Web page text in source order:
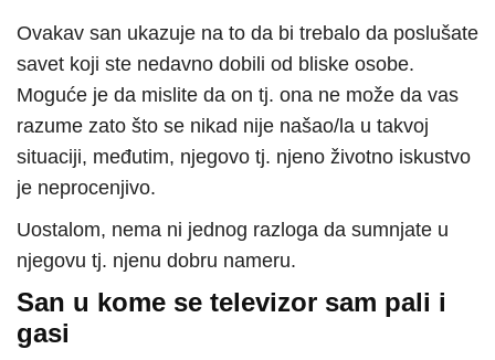
Ovakav san ukazuje na to da bi trebalo da poslušate
savet koji ste nedavno dobili od bliske osobe.
Moguće je da mislite da on tj. ona ne može da vas
razume zato što se nikad nije našao/la u takvoj
situaciji, međutim, njegovo tj. njeno životno iskustvo
je neprocenjivo.
Uostalom, nema ni jednog razloga da sumnjate u
njegovu tj. njenu dobru nameru.
San u kome se televizor sam pali i
gasi